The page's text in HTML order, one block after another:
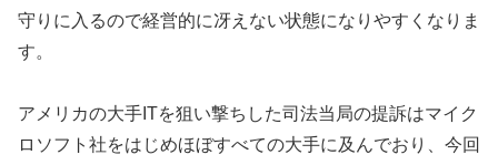
守りに入るので経営的に冴えない状態になりやすくなりま
す。
アメリカの大手ITを狙い撃ちした司法当局の提訴はマイク
ロソフト社をはじめほぼすべての大手に及んでおり、今回